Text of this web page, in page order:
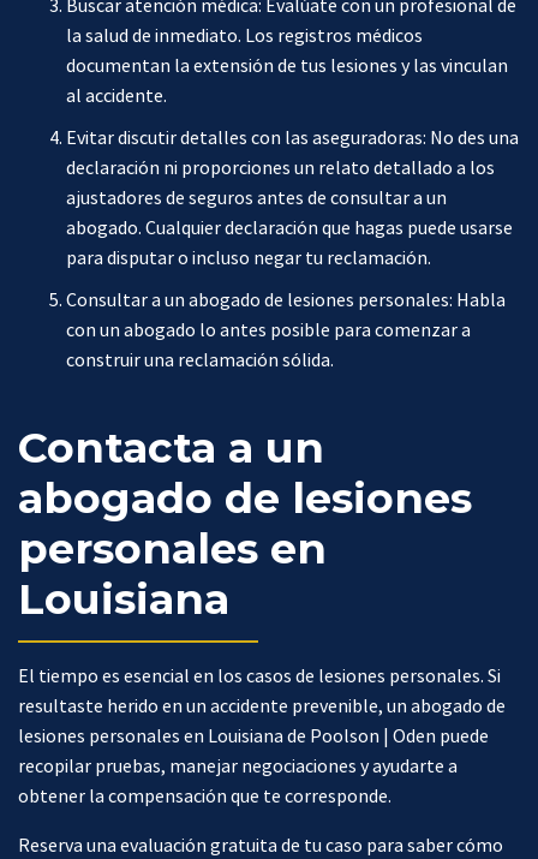
Buscar atención médica: Evalúate con un profesional de
la salud de inmediato. Los registros médicos
documentan la extensión de tus lesiones y las vinculan
al accidente.
Evitar discutir detalles con las aseguradoras: No des una
declaración ni proporciones un relato detallado a los
ajustadores de seguros antes de consultar a un
abogado. Cualquier declaración que hagas puede usarse
para disputar o incluso negar tu reclamación.
Consultar a un abogado de lesiones personales: Habla
con un abogado lo antes posible para comenzar a
construir una reclamación sólida.
Contacta a un
abogado de lesiones
personales en
Louisiana
El tiempo es esencial en los casos de lesiones personales. Si
resultaste herido en un accidente prevenible, un abogado de
lesiones personales en Louisiana de Poolson | Oden puede
recopilar pruebas, manejar negociaciones y ayudarte a
obtener la compensación que te corresponde.
Reserva una evaluación gratuita de tu caso para saber cómo